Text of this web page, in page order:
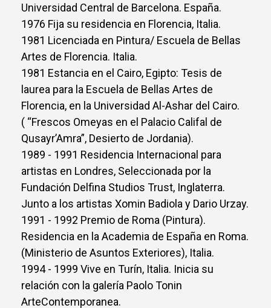
Universidad Central de Barcelona. España.
1976 Fija su residencia en Florencia, Italia.
1981 Licenciada en Pintura/ Escuela de Bellas
Artes de Florencia. Italia.
1981 Estancia en el Cairo, Egipto: Tesis de
laurea para la Escuela de Bellas Artes de
Florencia, en la Universidad Al-Ashar del Cairo.
( “Frescos Omeyas en el Palacio Califal de
Qusayr’Amra”, Desierto de Jordania).
1989 - 1991 Residencia Internacional para
artistas en Londres, Seleccionada por la
Fundación Delfina Studios Trust, Inglaterra.
Junto a los artistas Xomin Badiola y Dario Urzay.
1991 - 1992 Premio de Roma (Pintura).
Residencia en la Academia de España en Roma.
(Ministerio de Asuntos Exteriores), Italia.
1994 - 1999 Vive en Turín, Italia. Inicia su
relación con la galería Paolo Tonin
ArteContemporanea.